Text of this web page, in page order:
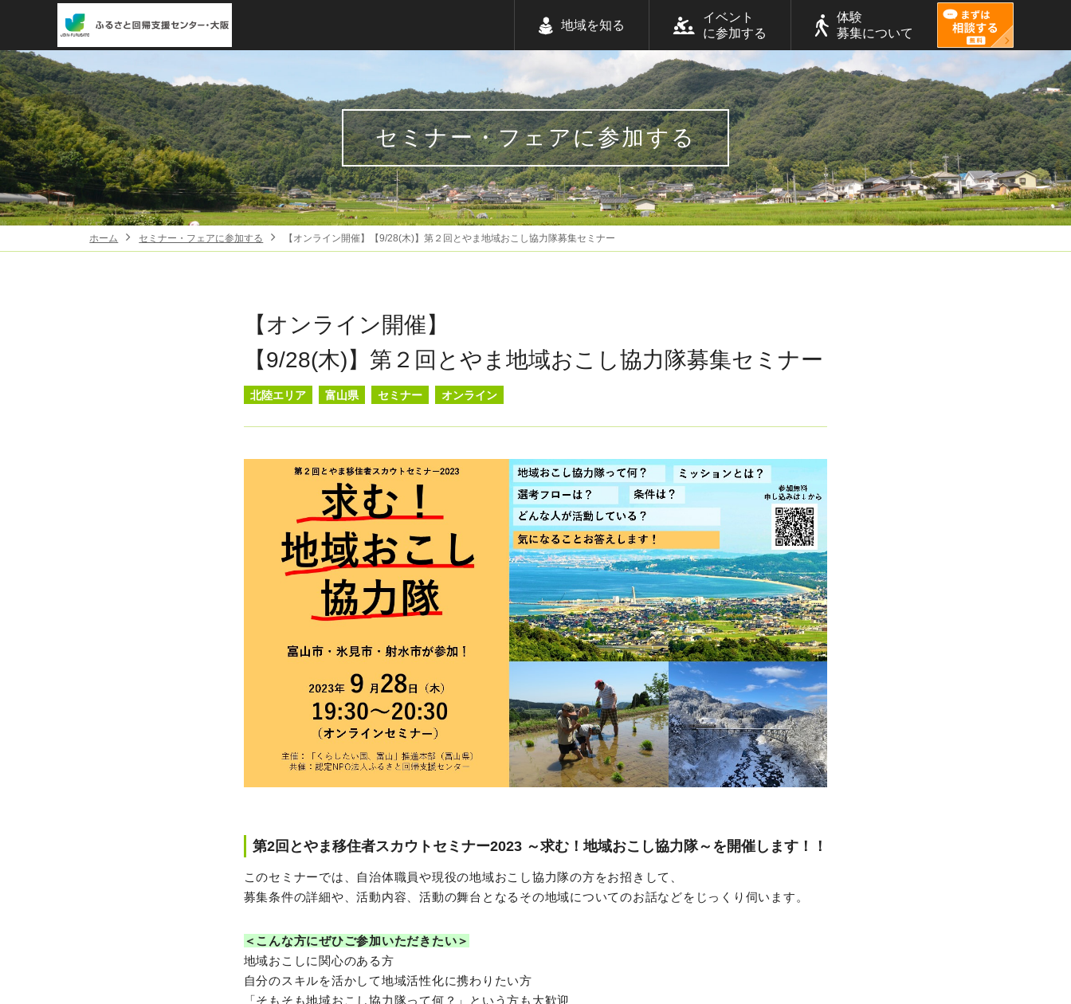
地域を知る
イベント
に参加する
体験
募集について
セミナー・フェアに参加する
ホーム セミナー・フェアに参加する 【オンライン開催】【9/28(木)】第２回とやま地域おこし協力隊募集セミナー
【オンライン開催】
【9/28(木)】第２回とやま地域おこし協力隊募集セミナー
北陸エリア 富山県 セミナー オンライン
第2回とやま移住者スカウトセミナー2023 ～求む！地域おこし協力隊～を開催します！！
このセミナーでは、自治体職員や現役の地域おこし協力隊の方をお招きして、
募集条件の詳細や、活動内容、活動の舞台となるその地域についてのお話などをじっくり伺います。
＜こんな方にぜひご参加いただきたい＞
地域おこしに関心のある方
自分のスキルを活かして地域活性化に携わりたい方
「そもそも地域おこし協力隊って何？」という方も大歓迎